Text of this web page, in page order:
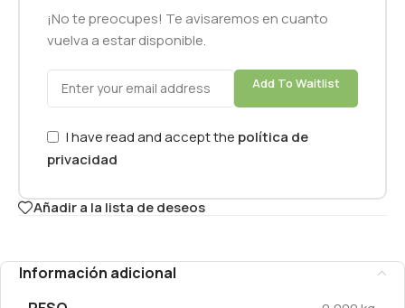
¡No te preocupes! Te avisaremos en cuanto
vuelva a estar disponible.
Add To Waitlist
I have read and accept the política de
privacidad
Añadir a la lista de deseos
Información adicional